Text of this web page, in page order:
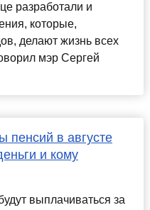
разработали и
которые,
делают жизнь всех
мэр Сергей
пенсий в августе
и кому
выплачиваться за